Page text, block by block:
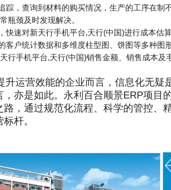
踪，查询到材料的购买情况，生产的工序在制
瓶颈及时发现解决。
快速对新天行手机平台,天行(中国)进行成本估
客户统计数据和多维度柱型图、饼图等多种图
行手机平台,天行(中国)销售金额、销售成本及
升运营效能的企业而言，信息化无疑
，亦是如此。永利百合顺景ERP项目
路，通过规范化流程、科学的管控、
杆。